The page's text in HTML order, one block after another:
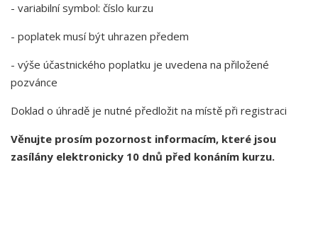
- variabilní symbol: číslo kurzu
- poplatek musí být uhrazen předem
- výše účastnického poplatku je uvedena na přiložené
pozvánce
Doklad o úhradě je nutné předložit na místě při registraci
Věnujte prosím pozornost informacím, které jsou
zasílány elektronicky 10 dnů před konáním kurzu.